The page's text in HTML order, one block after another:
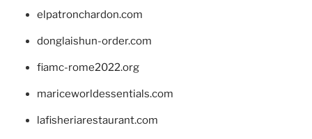
elpatronchardon.com
donglaishun-order.com
fiamc-rome2022.org
mariceworldessentials.com
lafisheriarestaurant.com